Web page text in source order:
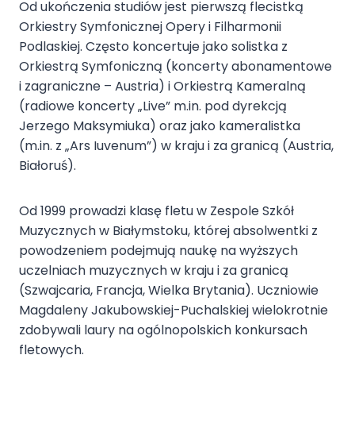
Od ukończenia studiów jest pierwszą flecistką
Orkiestry Symfonicznej Opery i Filharmonii
Podlaskiej. Często koncertuje jako solistka z
Orkiestrą Symfoniczną (koncerty abonamentowe
i zagraniczne – Austria) i Orkiestrą Kameralną
(radiowe koncerty „Live” m.in. pod dyrekcją
Jerzego Maksymiuka) oraz jako kameralistka
(m.in. z „Ars Iuvenum”) w kraju i za granicą (Austria,
Białoruś).
Od 1999 prowadzi klasę fletu w Zespole Szkół
Muzycznych w Białymstoku, której absolwentki z
powodzeniem podejmują naukę na wyższych
uczelniach muzycznych w kraju i za granicą
(Szwajcaria, Francja, Wielka Brytania). Uczniowie
Magdaleny Jakubowskiej-Puchalskiej wielokrotnie
zdobywali laury na ogólnopolskich konkursach
fletowych.